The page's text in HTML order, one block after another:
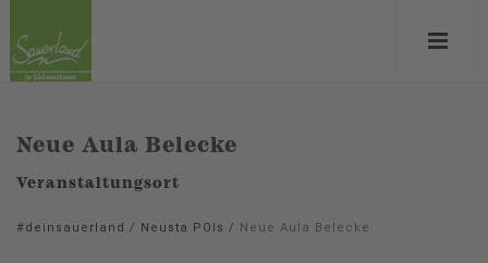
Neue Aula Belecke
Veranstaltungsort
#deinsauerland / Neusta POIs / Neue Aula Belecke